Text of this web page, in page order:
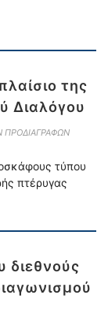
της
Διαλόγου
ΠΡΟΔΙΑΓΡΑΦΩΝ
τύπου
πτέρυγας
διεθνούς